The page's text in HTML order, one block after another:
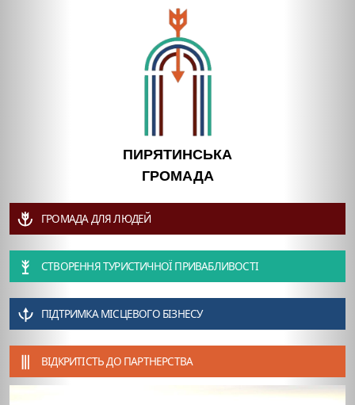
ПИРЯТИНСЬКА
ГРОМАДА
ГРОМАДА ДЛЯ ЛЮДЕЙ
СТВОРЕННЯ ТУРИСТИЧНОЇ ПРИВАБЛИВОСТІ
ПІДТРИМКА МІСЦЕВОГО БІЗНЕСУ
ВІДКРИТІСТЬ ДО ПАРТНЕРСТВА